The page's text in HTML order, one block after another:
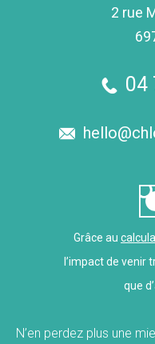
2 rue
04
Grâce au
l’impact de venir
que
N’en perdez plus une